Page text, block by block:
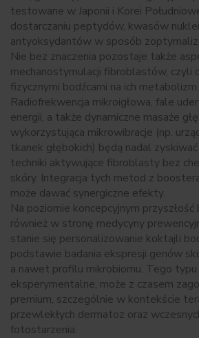
testowane w Japonii i Korei
dostarczaniu peptydów, kwasów
antyoksydantów w sposób
Nie bez znaczenia pozostaje także
mechanostymulacji fibroblastów, czyli
fizycznymi bodźcami na ich metabolizm.
Radiofrekwencja mikroigłowa, fale
energii, a także dynamiczne masaże
wykorzystująca mikrowibracje (np.
tkanek głębokich) będą nadal
techniki aktywujące fibroblasty bez
skóry. Integracja tych metod z
może dawać synergiczne efekty.
Na poziomie koncepcyjnym
również w stronę medycyny
stanie się personalizowanie koktajli
podstawie badania ekspresji genów
a nawet profilu mikrobiomu. Tego typu
eksperymentalne, może z czasem
premium, szczególnie w kontekście
przewlekłych dermatoz oraz
fotostarzenia.